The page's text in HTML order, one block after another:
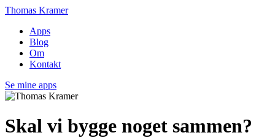
Thomas Kramer
Apps
Blog
Om
Kontakt
Se mine apps
Skal vi bygge noget sammen?